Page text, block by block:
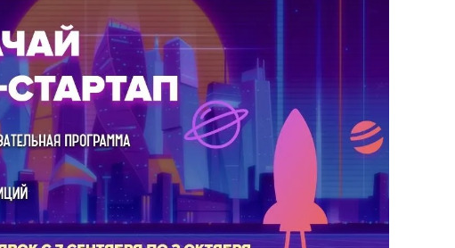
бакалавриат (специалитет).
поступления.
бакалавриат (специалитет).
поступления.
Обращения граждан
Противодействие коррупции
Реквизиты